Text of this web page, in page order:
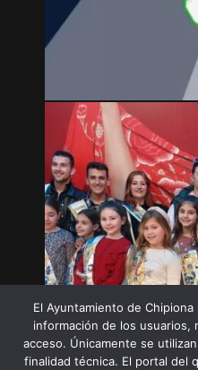
El Ayuntamiento de
información de los usuarios,
acceso. Únicamente se
finalidad técnica. El portal del